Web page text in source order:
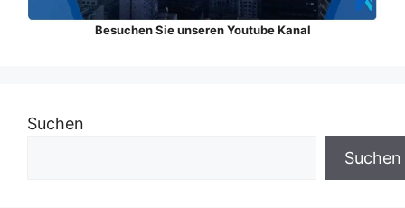
Besuchen Sie unseren Youtube Kanal
Suchen
Suchen